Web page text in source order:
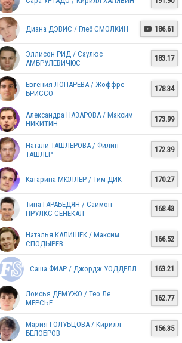
Диана ДЭВИС / Глеб СМОЛКИН  186.61
Эллисон РИД / Саулюс
АМБРУЛЕВИЧЮС
183.17
Евгения ЛОПАРЁВА / Жоффре
БРИССО
178.34
Александра НАЗАРОВА / Максим
НИКИТИН
173.99
Натали ТАШЛЕРОВА / Филип
ТАШЛЕР
172.39
Катарина МЮЛЛЕР / Тим ДИК 170.27
Тина ГАРАБЕДЯН / Саймон
ПРУЛКС СЕНЕКАЛ
168.43
Наталья КАЛИШЕК / Максим
СПОДЫРЕВ
166.52
Саша ФИАР / Джордж УОДДЕЛЛ 163.21
Лоисья ДЕМУЖО / Тео Ле
МЕРСЬЕ
162.77
Мария ГОЛУБЦОВА / Кирилл
БЕЛОБРОВ
156.35